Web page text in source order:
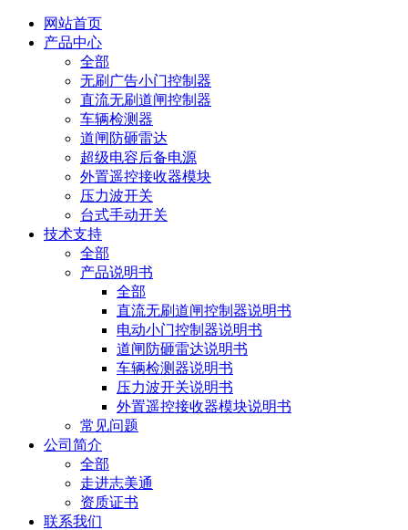
网站首页
产品中心
全部
无刷广告小门控制器
直流无刷道闸控制器
车辆检测器
道闸防砸雷达
超级电容后备电源
外置遥控接收器模块
压力波开关
台式手动开关
技术支持
全部
产品说明书
全部
直流无刷道闸控制器说明书
电动小门控制器说明书
道闸防砸雷达说明书
车辆检测器说明书
压力波开关说明书
外置遥控接收器模块说明书
常见问题
公司简介
全部
走进志美通
资质证书
联系我们